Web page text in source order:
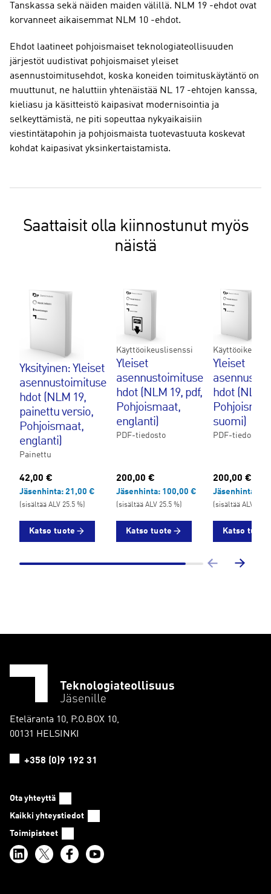
Tanskassa sekä näiden maiden välillä. NLM 19 -ehdot ovat
korvanneet aikaisemmat NLM 10 -ehdot.
Ehdot laatineet pohjoismaiset teknologiateollisuuden
järjestöt uudistivat pohjoismaiset yleiset
asennustoimitusehdot, koska koneiden toimituskäytäntö on
muuttunut, ne haluttiin yhtenäistää NL 17 -ehtojen kanssa,
kieliasu ja käsitteistö kaipasivat modernisointia ja
selkeyttämistä, ne piti sopeuttaa nykyaikaisiin
viestintätapohin ja pohjoismaista tuotevastuuta koskevat
kohdat kaipasivat yksinkertaistamista.
Saattaisit olla kiinnostunut myös
näistä
Yksityinen: Yleiset
asennustoimituse
hdot (NLM 19,
painettu versio,
Pohjoismaat,
englanti)
Painettu
42,00 €
Jäsenhinta: 21,00 €
(sisältää ALV 25.5 %)
Katso tuote
Käyttöoikeuslisenssi
Yleiset
asennustoimituse
hdot (NLM 19, pdf,
Pohjoismaat,
englanti)
PDF-tiedosto
200,00 €
Jäsenhinta: 100,00 €
(sisältää ALV 25.5 %)
Katso tuote
Yleiset
hdot (NLM
suomi)
PDF-tiedosto
200,00 €
Jäsenhinta:
(sisältää ALV 25.5
Katso tuote
Eteläranta 10, P.O.BOX 10,
00131 HELSINKI
+358 (0)9 192 31
Ota yhteyttä
Kaikki yhteystiedot
Toimipisteet